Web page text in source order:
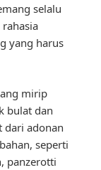
selalu
yang harus
mirip
bulat dan
dari adonan
seperti
panzerotti